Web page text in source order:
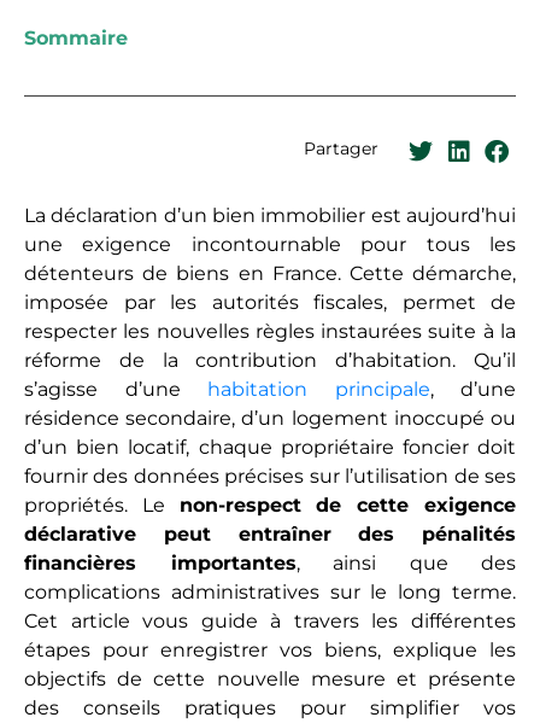
Sommaire
Partager
La déclaration d’un bien immobilier est aujourd’hui
une exigence incontournable pour tous les
détenteurs de biens en France. Cette démarche,
imposée par les autorités fiscales, permet de
respecter les nouvelles règles instaurées suite à la
réforme de la contribution d’habitation. Qu’il
s’agisse d’une habitation principale, d’une
résidence secondaire, d’un logement inoccupé ou
d’un bien locatif, chaque propriétaire foncier doit
fournir des données précises sur l’utilisation de ses
propriétés. Le non-respect de cette exigence
déclarative peut entraîner des pénalités
financières importantes, ainsi que des
complications administratives sur le long terme.
Cet article vous guide à travers les différentes
étapes pour enregistrer vos biens, explique les
objectifs de cette nouvelle mesure et présente
des conseils pratiques pour simplifier vos